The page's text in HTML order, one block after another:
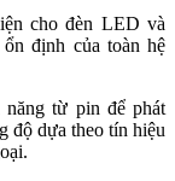
cho đèn LED và
định của toàn hệ
năng từ pin để phát
độ dựa theo tín hiệu